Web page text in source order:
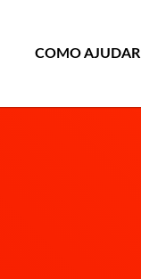
COMO AJUDAR